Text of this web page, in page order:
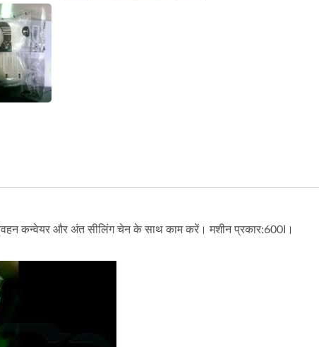
कन्वेयर और अंत सीलिंग चेन के साथ काम करें। मशीन प्रकार:600I।